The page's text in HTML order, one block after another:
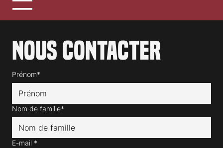
Nous contacter
Prénom*
Nom de famille*
E-mail *